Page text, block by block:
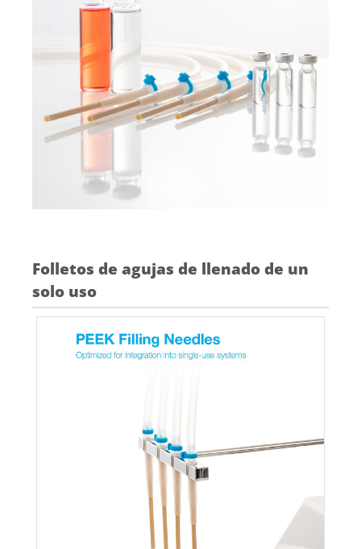
Folletos de agujas de llenado de un
solo uso